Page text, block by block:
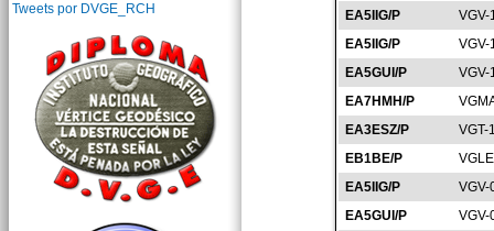
EA5IIG/P
VGV-
EA5IIG/P
VGV-
EA5GUI/P
VGV-
EA7HMH/P
EA3ESZ/P
VGT-
EB1BE/P
EA5IIG/P
VGV-
EA5GUI/P
VGV-
Tweets por DVGE_RCH